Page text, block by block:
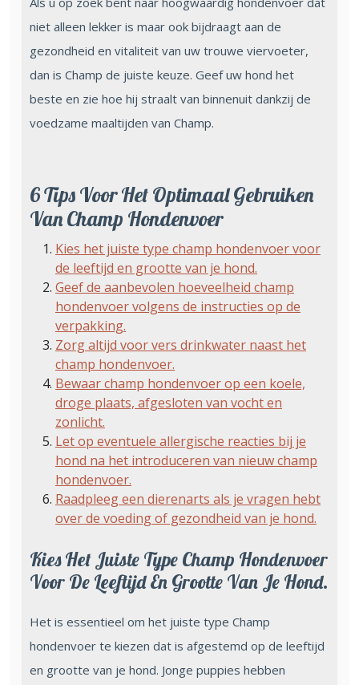
niet alleen lekker is maar ook bijdraagt aan de
gezondheid en vitaliteit van uw trouwe viervoeter,
dan is Champ de juiste keuze. Geef uw hond het
beste en zie hoe hij straalt van binnenuit dankzij de
voedzame maaltijden van Champ.
6 Tips Voor Het Optimaal Gebruiken
Van Champ Hondenvoer
Kies het juiste type champ hondenvoer voor
de leeftijd en grootte van je hond.
Geef de aanbevolen hoeveelheid champ
hondenvoer volgens de instructies op de
verpakking.
Zorg altijd voor vers drinkwater naast het
champ hondenvoer.
Bewaar champ hondenvoer op een koele,
droge plaats, afgesloten van vocht en
zonlicht.
Let op eventuele allergische reacties bij je
hond na het introduceren van nieuw champ
hondenvoer.
Raadpleeg een dierenarts als je vragen hebt
over de voeding of gezondheid van je hond.
Kies Het Juiste Type Champ Hondenvoer
Voor De Leeftijd En Grootte Van Je Hond.
Het is essentieel om het juiste type Champ
hondenvoer te kiezen dat is afgestemd op de leeftijd
en grootte van je hond. Jonge puppies hebben